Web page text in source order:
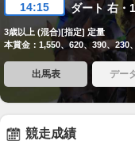
14:15 ダート 右・
3歳以上 (混合)[指定] 定量
本賞金：1,550、620、390、230
出馬表 デー
競走成績